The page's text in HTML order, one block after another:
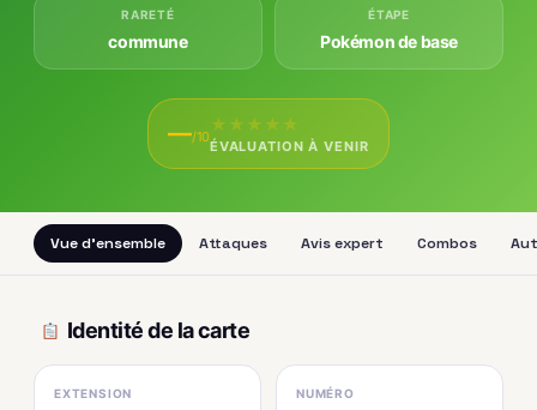
RARETÉ
commune
ÉTAPE
Pokémon de base
—/10
★ ★ ★ ★ ★
ÉVALUATION À VENIR
Vue d'ensemble Attaques Avis expert Combos
Identité de la carte
EXTENSION NUMÉRO